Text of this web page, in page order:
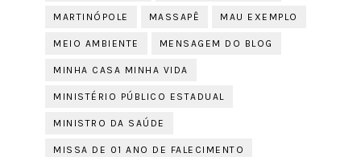
MARTINÓPOLE MASSAPÊ MAU EXEMPLO
MEIO AMBIENTE MENSAGEM DO BLOG
MINHA CASA MINHA VIDA
MINISTÉRIO PÚBLICO ESTADUAL
MINISTRO DA SAÚDE
MISSA DE 01 ANO DE FALECIMENTO